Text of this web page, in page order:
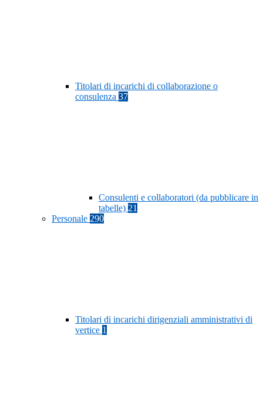
Titolari di incarichi di collaborazione o
consulenza 37
Consulenti e collaboratori (da pubblicare in
tabelle) 21
Personale 290
Titolari di incarichi dirigenziali amministrativi di
vertice 1